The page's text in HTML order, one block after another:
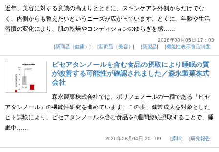
近年、美容に対する意識の高まりとともに、スキンケアを外側からだけでな
く、内側からも整えたいというニーズが広がっています。とくに、年齢や生活
習慣の変化により、肌の乾燥やコンディションのゆらぎを感……
2026年08月05日 17：03
新商品（健康）
新商品（美容） 新製品 機能性表示食品制度
ピセアタンノールを含む食品の摂取により睡眠の質
が改善する可能性が確認されました／森永製菓株式
会社
森永製菓株式会社では、ポリフェノールの一種である「ピセ
アタンノール」の機能性研究を進めています。この度、健常成人を対象とした
ヒト試験により、ピセアタンノールを含む食品を4週間継続摂取することで、睡
眠中……
2026年08月04日 20：09 原料 研究報告